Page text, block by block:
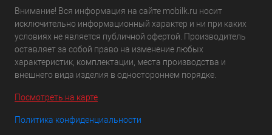
Внимание! Вся информация на сайте mobilk.ru носит
исключительно информационный характер и ни при каких
условиях не является публичной офертой. Производитель
оставляет за собой право на изменение любых
характеристик, комплектации, места производства и
внешнего вида изделия в одностороннем порядке.
Посмотреть на карте
Политика конфиденциальности